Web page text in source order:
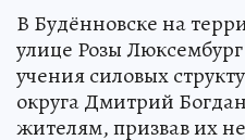
В Будённовске на
улице Розы
учения силовых
округа Дмитрий
жителям, призвав их